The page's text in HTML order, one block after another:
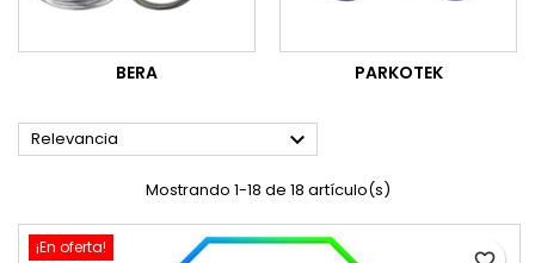
BERA PARKOTEK
Relevancia 
Mostrando 1-18 de 18 artículo(s)
¡En oferta!